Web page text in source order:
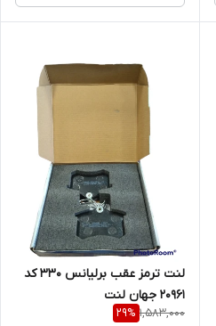
لنت ترمز عقب برلیانس 330 کد
20961 جهان لنت
1,583,000
29%